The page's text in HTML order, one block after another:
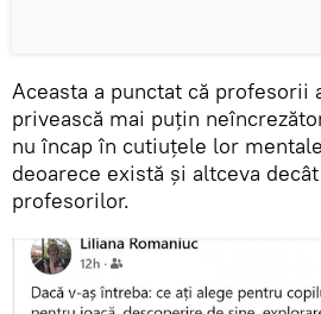
Aceasta a punctat că profesorii
privească mai puțin
nu încap în cutiuțele lor
deoarece există și altceva
profesorilor.